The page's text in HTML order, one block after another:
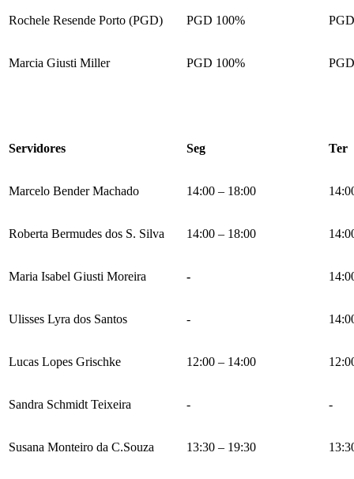
Rochele Resende Porto (PGD) PGD 100%
Marcia Giusti Miller PGD 100%
Servidores Seg Ter
Marcelo Bender Machado 14:00 – 18:00
Roberta Bermudes dos S. Silva 14:00 – 18:00
Maria Isabel Giusti Moreira -
Ulisses Lyra dos Santos -
Lucas Lopes Grischke 12:00 – 14:00
Sandra Schmidt Teixeira - -
Susana Monteiro da C.Souza 13:30 – 19:30